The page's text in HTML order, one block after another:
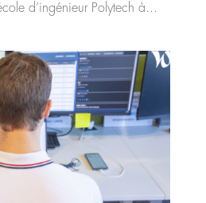
d’ingénieur Polytech à...